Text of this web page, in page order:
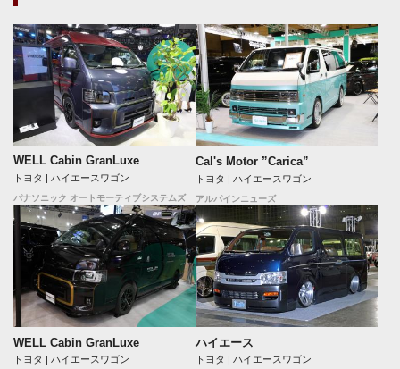
WELL Cabin GranLuxe
トヨタ | ハイエースワゴン
パナソニック オートモーティブシステムズ
Cal's Motor ”Carica”
トヨタ | ハイエースワゴン
アルパインニューズ
WELL Cabin GranLuxe
トヨタ | ハイエースワゴン
ハイエース
トヨタ | ハイエースワゴン